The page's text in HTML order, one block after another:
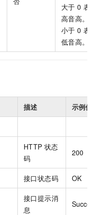
大于 0 表
高音高。
小于 0 表
低音高。
描述 示例值
HTTP 状态
码
200
接口状态码 OK
接口提示消
息